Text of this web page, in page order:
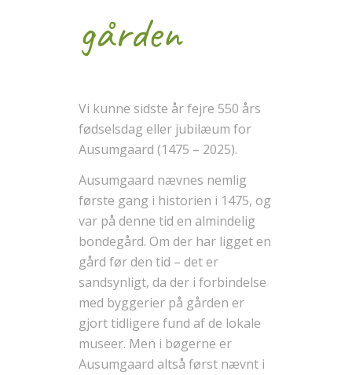
gården
Vi kunne sidste år fejre 550 års
fødselsdag eller jubilæum for
Ausumgaard (1475 – 2025).
Ausumgaard nævnes nemlig
første gang i historien i 1475, og
var på denne tid en almindelig
bondegård. Om der har ligget en
gård før den tid – det er
sandsynligt, da der i forbindelse
med byggerier på gården er
gjort tidligere fund af de lokale
museer. Men i bøgerne er
Ausumgaard altså først nævnt i